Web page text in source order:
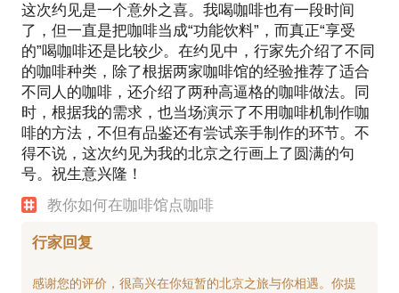
这次约见是一个意外之喜。我喝咖啡也有一段时间
了，但一直是把咖啡当成“功能饮料”，而真正“享受
的”喝咖啡还是比较少。在约见中，行家先介绍了不同
的咖啡种类，除了根据两家咖啡馆的经验推荐了适合
不同人的咖啡，还介绍了两种高逼格的咖啡做法。同
时，根据我的需求，也当场演示了不用咖啡机制作咖
啡的方法，不但有品鉴还有尝试亲手制作的环节。不
得不说，这次约见为我的北京之行画上了圆满的句
号。祝生意兴隆！
教你如何在咖啡馆点咖啡
行家回复
感谢您的评价，很高兴在你短暂的北京之旅与你相遇。你提